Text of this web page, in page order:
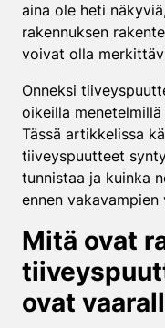
aina ole heti
rakennuksen
voivat olla
Onneksi
oikeilla
Tässä artikkelissa
tiiveyspuutteet
tunnistaa ja kuinka
ennen
Mitä ovat
ovat